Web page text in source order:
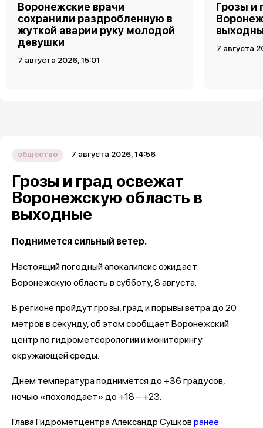
Воронежские врачи
сохранили раздробленную в
жуткой аварии руку молодой
девушки
7 августа 2026, 15:01
Грозы и
7 августа
общество 7 августа 2026, 14:56
Грозы и град освежат
Воронежскую область в
выходные
Поднимется сильный ветер.
Настоящий погодный апокалипсис ожидает
Воронежскую область в субботу, 8 августа.
В регионе пройдут грозы, град и порывы ветра до 20
метров в секунду, об этом сообщает Воронежский
центр по гидрометеорологии и мониторингу
окружающей среды.
Днем температура поднимется до +36 градусов,
ночью «похолодает» до +18 – +23.
Глава Гидрометцентра Александр Сушков ранее